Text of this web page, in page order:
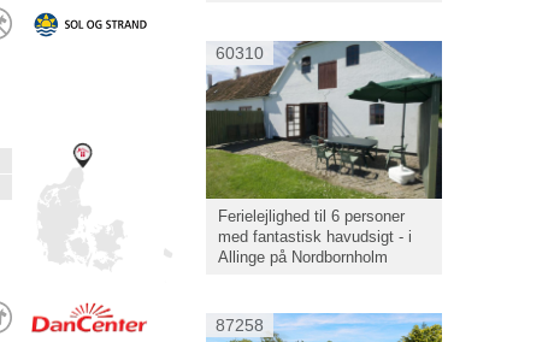
60310
Ferielejlighed til 6 personer
med fantastisk havudsigt - i
Allinge på Nordbornholm
87258